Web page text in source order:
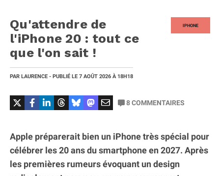
IPHONE
Qu'attendre de
l'iPhone 20 : tout ce
que l'on sait !
PAR LAURENCE - PUBLIÉ LE 7 AOÛT 2026 À 18H18
8COMMENTAIRES
Apple préparerait bien un iPhone très spécial pour
célébrer les 20 ans du smartphone en 2027. Après
les premières rumeurs évoquant un design